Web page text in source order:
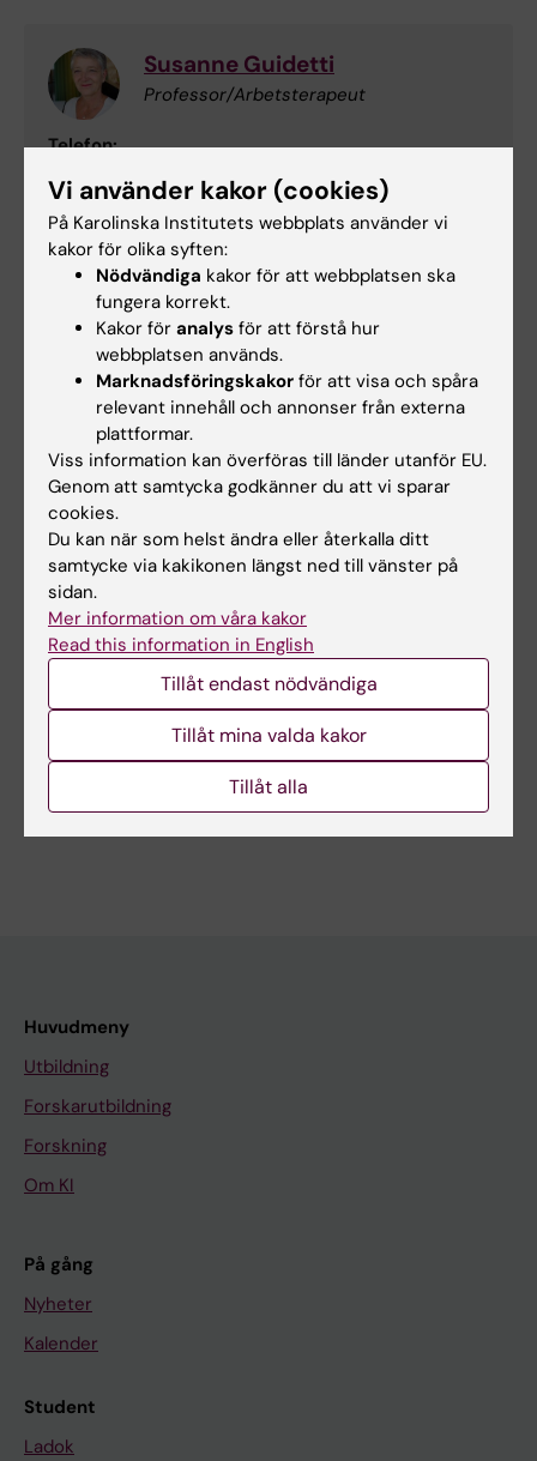
Susanne Guidetti
Professor/Arbetsterapeut
Telefon:
E-post:
susanne.guidetti@ki.se
Övriga forskare
Gunilla Eriksson, Ulla Johansson, Kerstin Tham,
Lena von Koch, Charlotte Ytterberg, Annicka
Hedman, Anna Brorsson och Mandana
Fallahpour.
Hade du nytta av informationen på denna sida?
Yes
No
Redaktör:Héléne von Strauss
2025-09-21
Dela
Huvudmeny
Utbildning
Forskarutbildning
Forskning
Om KI
På gång
Nyheter
Kalender
Student
Ladok
Vi använder kakor (cookies)
På Karolinska Institutets webbplats använder vi
kakor för olika syften:
Nödvändiga kakor för att webbplatsen ska
fungera korrekt.
Kakor för analys för att förstå hur
webbplatsen används.
Marknadsföringskakor för att visa och spåra
relevant innehåll och annonser från externa
plattformar.
Viss information kan överföras till länder utanför EU.
Genom att samtycka godkänner du att vi sparar
cookies.
Du kan när som helst ändra eller återkalla ditt
samtycke via kakikonen längst ned till vänster på
sidan.
Mer information om våra kakor
Read this information in English
Tillåt endast nödvändiga
Tillåt mina valda kakor
Tillåt alla